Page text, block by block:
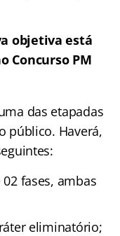
objetiva está
Concurso PM
das etapadas
público. Haverá,
fases, ambas
eliminatório;